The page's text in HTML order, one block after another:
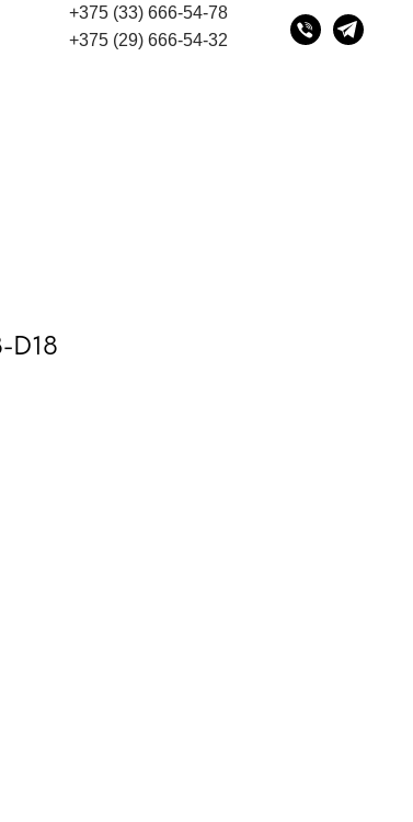
666-54-32
666-54-78
Офис и склад теперь по адресу
D18